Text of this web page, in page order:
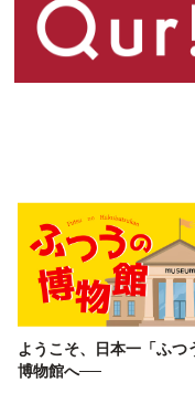
ようこそ、日本一「ふつ
博物館へ──